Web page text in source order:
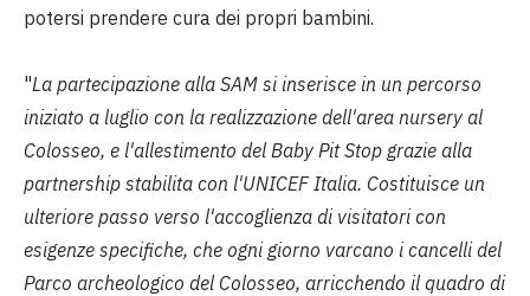
potersi prendere cura dei propri bambini.
"La partecipazione alla SAM si inserisce in un percorso
iniziato a luglio con la realizzazione dell'area nursery al
Colosseo, e l'allestimento del Baby Pit Stop grazie alla
partnership stabilita con l'UNICEF Italia. Costituisce un
ulteriore passo verso l'accoglienza di visitatori con
esigenze specifiche, che ogni giorno varcano i cancelli del
Parco archeologico del Colosseo, arricchendo il quadro di